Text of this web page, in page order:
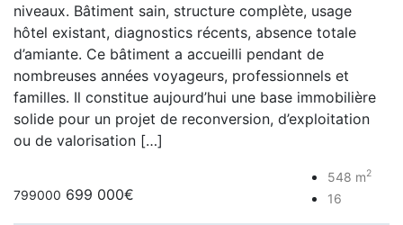
niveaux. Bâtiment sain, structure complète, usage
hôtel existant, diagnostics récents, absence totale
d’amiante. Ce bâtiment a accueilli pendant de
nombreuses années voyageurs, professionnels et
familles. Il constitue aujourd’hui une base immobilière
solide pour un projet de reconversion, d’exploitation
ou de valorisation […]
799000 699 000€
548 m2
16